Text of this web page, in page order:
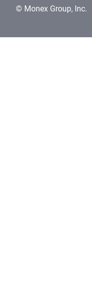
© Monex Group, Inc.